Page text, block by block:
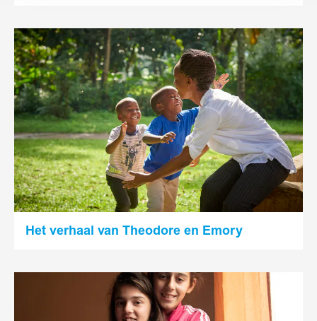
Het verhaal van Theodore en Emory
Lees
meer